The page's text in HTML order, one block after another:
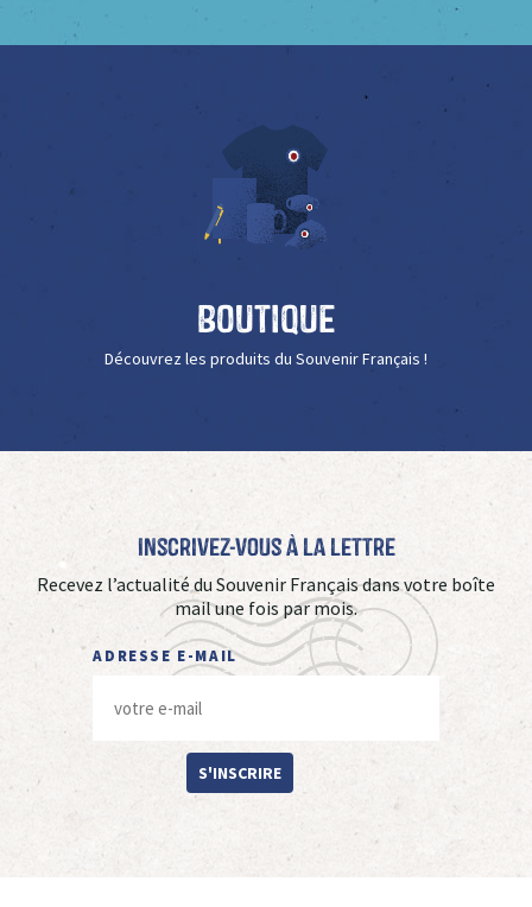
Boutique
Découvrez les produits du Souvenir Français !
Inscrivez-vous à La Lettre
Recevez l’actualité du Souvenir Français dans votre boîte
mail une fois par mois.
ADRESSE E-MAIL
S'INSCRIRE